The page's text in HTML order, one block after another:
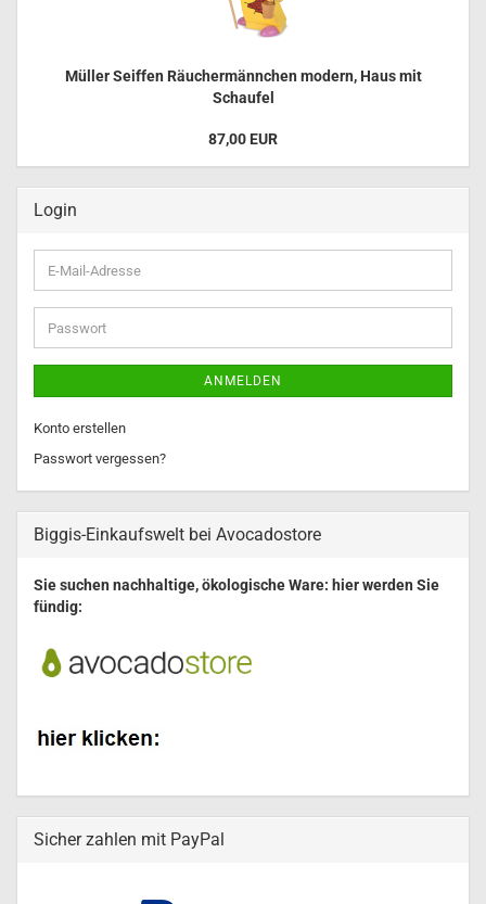
Müller Seiffen Räuchermännchen modern, Haus mit
Schaufel
87,00 EUR
Login
E-
Mail-
Adresse
Passwort
ANMELDEN
Konto erstellen
Passwort vergessen?
Biggis-Einkaufswelt bei Avocadostore
Sie suchen nachhaltige, ökologische Ware: hier werden Sie
fündig:
Sicher zahlen mit PayPal